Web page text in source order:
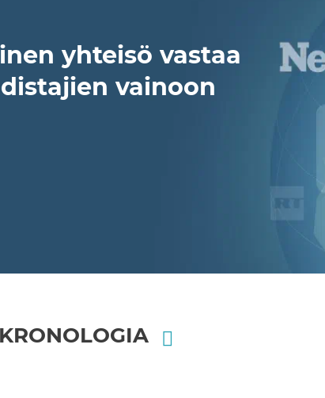
yhteisö vastaa
vainoon